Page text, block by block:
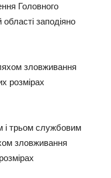
Головного
заподіяно
зловживання
розмірах
і трьом службовим
зловживання